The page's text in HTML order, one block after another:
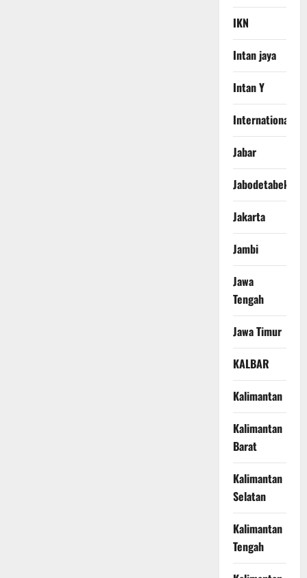
IKN
Intan jaya
Intan Y
International
Jabar
Jabodetabek
Jakarta
Jambi
Jawa
Tengah
Jawa Timur
KALBAR
Kalimantan
Kalimantan
Barat
Kalimantan
Selatan
Kalimantan
Tengah